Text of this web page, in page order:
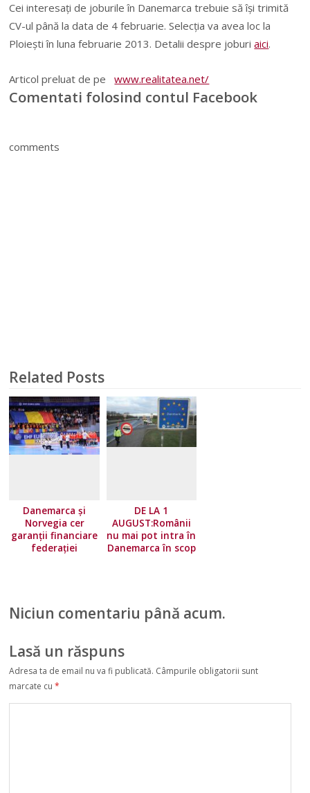
Cei interesaţi de joburile în Danemarca trebuie să îşi trimită
CV-ul până la data de 4 februarie. Selecţia va avea loc la
Ploieşti în luna februarie 2013. Detalii despre joburiaici.
Articol preluat de pewww.realitatea.net/
Comentati folosind contul Facebook
comments
Related Posts
Danemarca și
Norvegia cer
garanții financiare
federației
DE LA 1
AUGUST:Românii
nu mai pot intra în
Danemarca în scop
Niciun comentariu până acum.
Lasă un răspuns
Adresa ta de email nu va fi publicată. Câmpurile obligatorii sunt
marcate cu*